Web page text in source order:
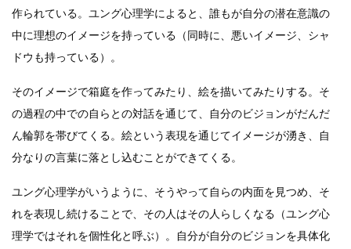
作られている。ユング心理学によると、誰もが自分の潜在意識の
中に理想のイメージを持っている（同時に、悪いイメージ、シャ
ドウも持っている）。
そのイメージで箱庭を作ってみたり、絵を描いてみたりする。そ
の過程の中での自らとの対話を通じて、自分のビジョンがだんだ
ん輪郭を帯びてくる。絵という表現を通じてイメージが湧き、自
分なりの言葉に落とし込むことができてくる。
ユング心理学がいうように、そうやって自らの内面を見つめ、そ
れを表現し続けることで、その人はその人らしくなる（ユング心
理学ではそれを個性化と呼ぶ）。自分が自分のビジョンを具体化